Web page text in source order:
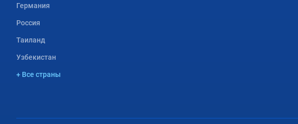
Германия
Россия
Таиланд
Узбекистан
+ Все страны